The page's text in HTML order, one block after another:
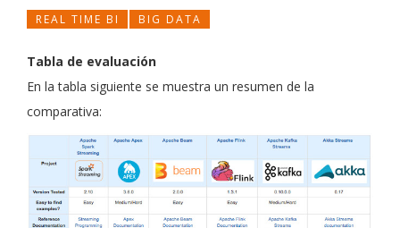
REAL TIME BI
BIG DATA
Tabla de evaluación
En la tabla siguiente se muestra un resumen de la
comparativa: